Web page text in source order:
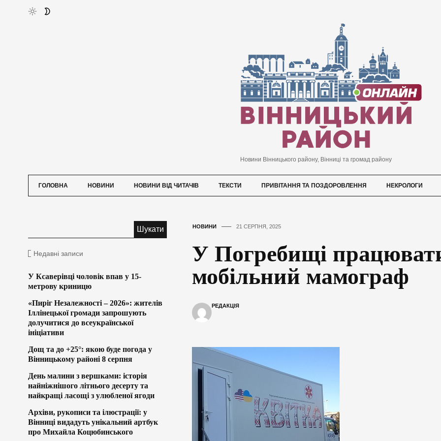
Новини Вінницького району, Вінниці та громад району
ГОЛОВНА НОВИНИ НОВИНИ ВІД ЧИТАЧІВ ТЕКСТИ ПРИВІТАННЯ ТА ПОЗДОРОВЛЕННЯ НЕКРОЛОГИ
НОВИНИ 21 СЕРПНЯ, 2025
У Погребищі
мобільний мамограф
РЕДАКЦІЯ
Недавні записи
У Ксаверівці чоловік впав у 15-
метрову криницю
«Пиріг Незалежності – 2026»: жителів
Іллінецької громади запрошують
долучитися до всеукраїнської
ініціативи
Дощ та до +25°: якою буде погода у
Вінницькому районі 8 серпня
День малини з вершками: історія
найніжнішого літнього десерту та
найкращі ласощі з улюбленої ягоди
Архіви, рукописи та ілюстрації: у
Вінниці видадуть унікальний артбук
про Михайла Коцюбинського